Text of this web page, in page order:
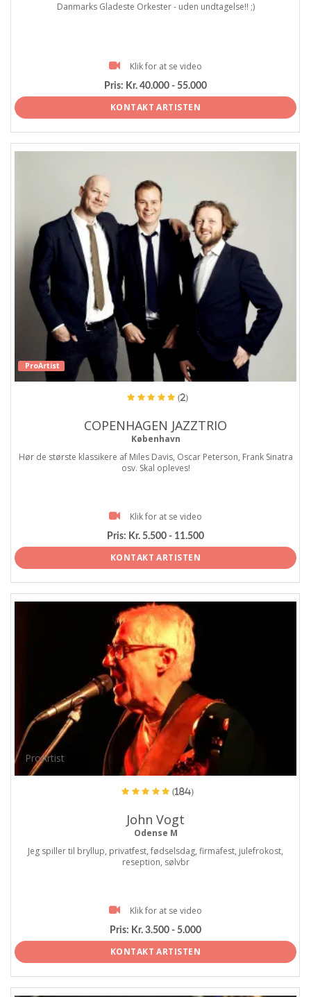
Danmarks Gladeste Orkester - uden undtagelse!! ;)
Klik for at se video
Pris: Kr. 40.000 - 55.000
KONTAKT ARTISTEN
ProArtist
(2)
COPENHAGEN JAZZTRIO
København
Hør de største klassikere af Miles Davis, Oscar Peterson, Frank Sinatra
osv. Skal opleves!
Klik for at se video
Pris: Kr. 5.500 - 11.500
KONTAKT ARTISTEN
ProArtist
(184)
John Vogt
Odense M
Jeg spiller til bryllup, privatfest, fødselsdag, firmafest, julefrokost,
reseption, sølvbr
Klik for at se video
Pris: Kr. 3.500 - 5.000
KONTAKT ARTISTEN